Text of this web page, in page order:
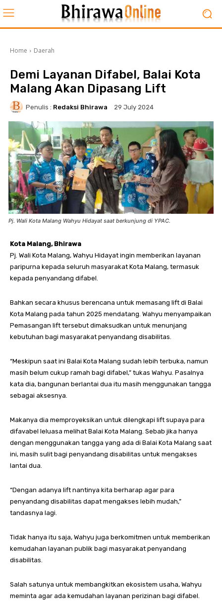
Home Daerah
Demi Layanan Difabel, Balai Kota
Malang Akan Dipasang Lift
Penulis : Redaksi Bhirawa 29 July 2024
Pj. Wali Kota Malang Wahyu Hidayat saat berkunjung di YPAC.
Kota Malang, Bhirawa
Pj. Wali Kota Malang, Wahyu Hidayat ingin memberikan layanan
paripurna kepada seluruh masyarakat Kota Malang, termasuk
kepada penyandang difabel.
Bahkan secara khusus berencana untuk memasang lift di Balai
Kota Malang pada tahun 2025 mendatang. Wahyu menyampaikan
Pemasangan lift tersebut dimaksudkan untuk menunjang
kebutuhan bagi masyarakat penyandang disabilitas.
“Meskipun saat ini Balai Kota Malang sudah lebih terbuka, namun
masih belum cukup ramah bagi difabel,” tukas Wahyu. Pasalnya
kata dia, bangunan berlantai dua itu masih menggunakan tangga
sebagai aksesnya.
Makanya dia memproyeksikan untuk dilengkapi lift supaya para
difavabel leluasa melihat Balai Kota Malang. Sebab jika hanya
dengan menggunakan tangga yang ada di Balai Kota Malang saat
ini, masih sulit bagi penyandang disabilitas untuk mengakses
lantai dua.
“Dengan adanya lift nantinya kita berharap agar para
penyandang disabilitas dapat mengakses lebih mudah,”
tandasnya lagi.
Tidak hanya itu saja, Wahyu juga berkomitmen untuk memberikan
kemudahan layanan publik bagi masyarakat penyandang
disabilitas.
Salah satunya untuk membangkitkan ekosistem usaha, Wahyu
meminta agar ada kemudahan layanan perizinan bagi difabel.